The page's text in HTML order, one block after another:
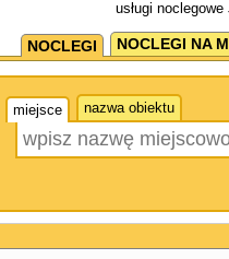
usługi
NOCLEGI NOCLEGI NA
miejsce nazwa obiektu